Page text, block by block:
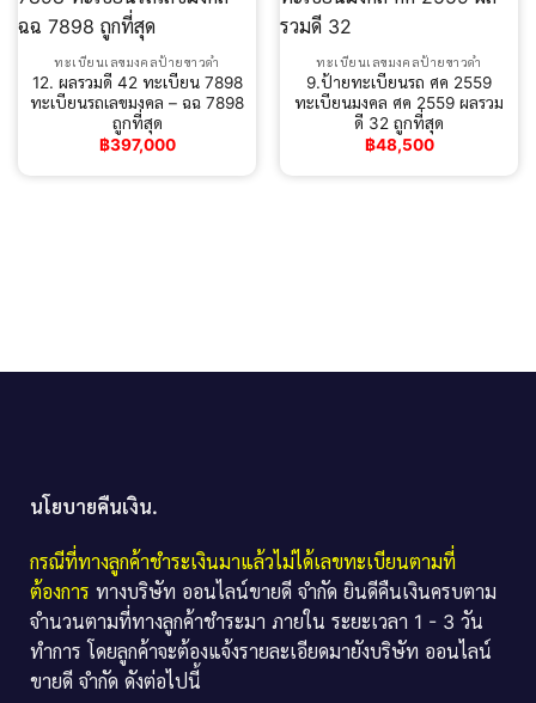
ทะเบียนเลขมงคลป้ายขาวดำ
12. ผลรวมดี 42 ทะเบียน 7898
ทะเบียนรถเลขมงคล – ฉฉ 7898
ถูกที่สุด
฿397,000
ทะเบียนเลขมงคลป้ายขาวดำ
9.ป้ายทะเบียนรถ ศค 2559
ทะเบียนมงคล ศค 2559 ผลรวม
ดี 32 ถูกที่สุด
฿48,500
นโยบายคืนเงิน.
กรณีที่ทางลูกค้าชำระเงินมาแล้วไม่ได้เลขทะเบียนตามที่
ต้องการ ทางบริษัท ออนไลน์ขายดี จำกัด ยินดีคืนเงินครบตาม
จำนวนตามที่ทางลูกค้าชำระมา ภายใน ระยะเวลา 1 - 3 วัน
ทำการ โดยลูกค้าจะต้องแจ้งรายละเอียดมายังบริษัท ออนไลน์
ขายดี จำกัด ดังต่อไปนี้